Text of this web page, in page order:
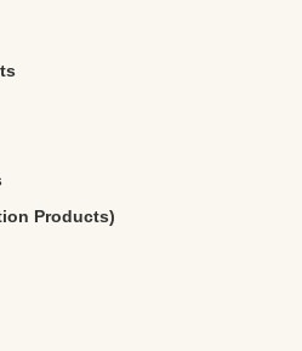
Products)